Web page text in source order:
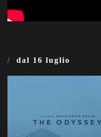
dal 16 luglio